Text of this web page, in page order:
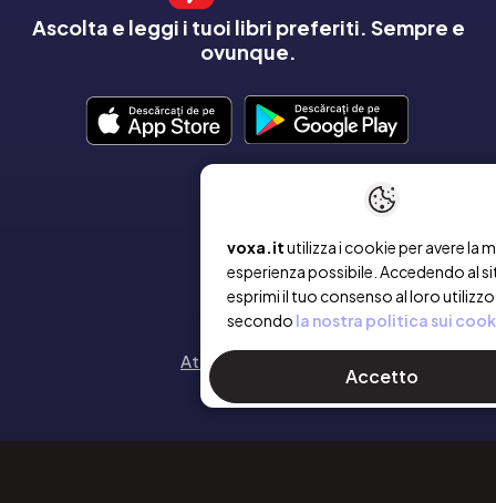
voxa.itutilizza i cookie per avere la
esperienza possibile. Accedendo al
esprimi il tuo consenso al loro utilizzo
secondo la nostra politica sui
Accetto
Ascolta e leggi i tuoi libri preferiti. Sempre e
ovunque.
Chi siamo
Contatto
Attiva un voucher